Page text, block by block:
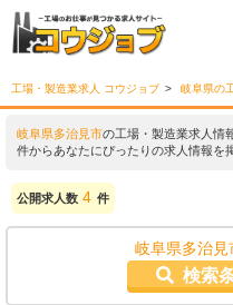
工場・製造業求人 コウジョブ 岐阜県の
岐阜県多治見市の工場・製造業求人情
件からあなたにぴったりの求人情報を
公開求人数 4 件
岐阜県多治見
検索